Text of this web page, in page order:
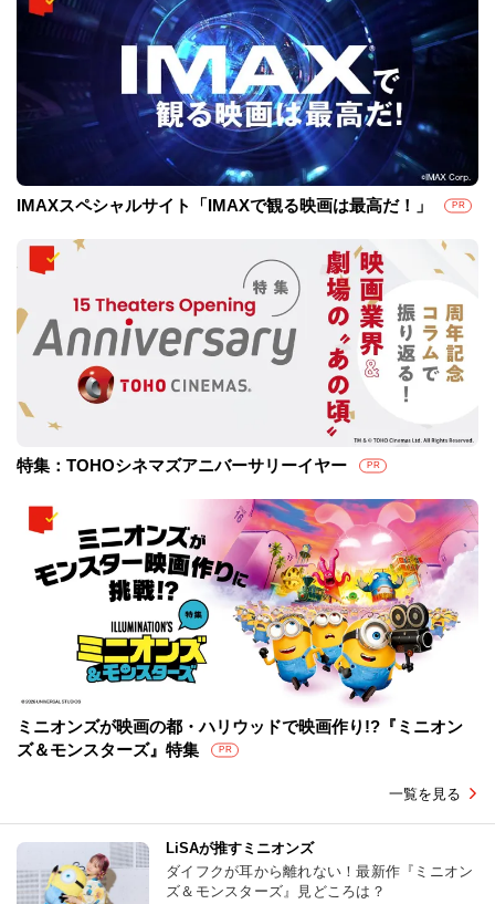
IMAXスペシャルサイト「IMAXで観る映画は最高だ！」 PR
特集：TOHOシネマズアニバーサリーイヤー PR
ミニオンズが映画の都・ハリウッドで映画作り!?『ミニオン
ズ＆モンスターズ』特集
PR
一覧を見る
LiSAが推すミニオンズ
ダイフクが耳から離れない！最新作『ミニオン
ズ＆モンスターズ』見どころは？